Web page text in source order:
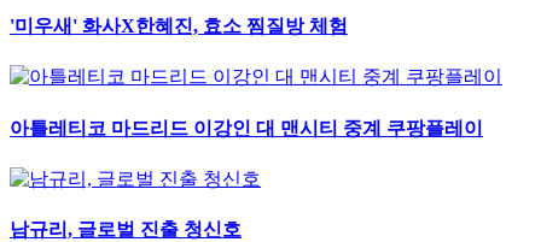
'미우새' 화사X한혜진, 효소 찜질방 체험
아틀레티코 마드리드 이강인 대 맨시티 중계 쿠팡플레이
남규리, 글로벌 진출 청신호